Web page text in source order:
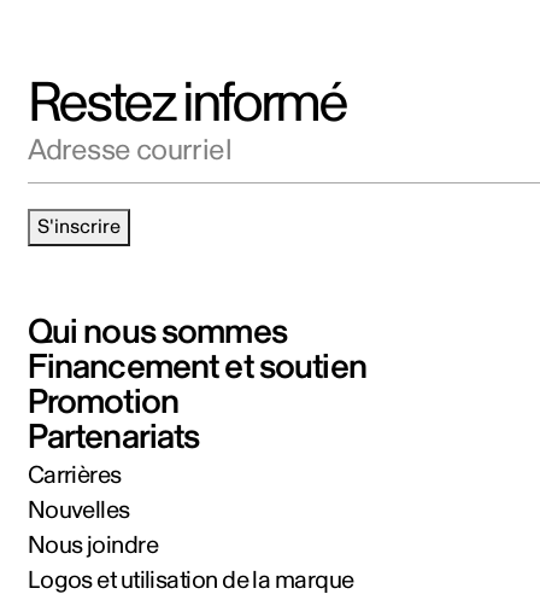
Restez informé
S'inscrire
Qui nous sommes
Financement et soutien
Promotion
Partenariats
Carrières
Nouvelles
Nous joindre
Logos et utilisation de la marque